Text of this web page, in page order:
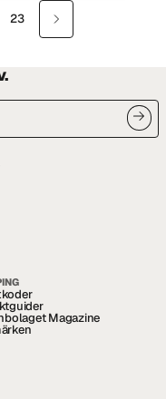
23
Magazine